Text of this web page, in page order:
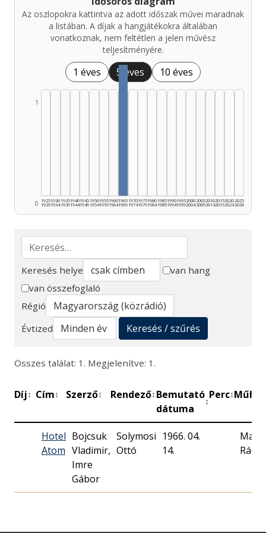
Az oszlopokra kattintva az adott időszak művei maradnak
a listában. A díjak a hangjátékokra általában
vonatkoznak, nem feltétlen a jelen művész
teljesítményére.
1 éves 5 éves 10 éves
0
1
1925
1929
1930
1934
1935
1939
1940
1944
1945
1949
1950
1954
1955
1959
1960
1964
1965
1969
1970
1974
1975
1979
1980
1984
1985
1989
1990
1994
1995
1999
2000
2004
2005
2009
2010
2014
2015
2019
2020
2024
2025
2026
Keresés
Keresés helye
van hang
van összefoglaló
Régió
Évtized
Keresés / szűrés
Összes találat: 1. Megjelenítve: 1.
Díj↕ Cím↕ Szerző↕ Rendező↕ Bemutató
dátuma
↕
Perc↕
Hotel
Atom
Bojcsuk
Vladimir,
Imre
Gábor
Solymosi
Ottó
1966. 04.
14.
Rádió